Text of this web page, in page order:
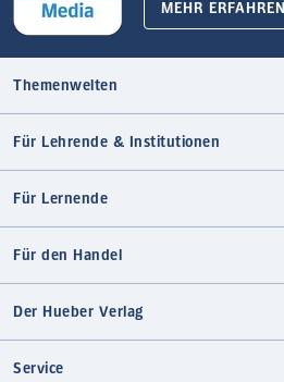
MEHR ERFAHREN
Themenwelten
Für Lehrende & Institutionen
Für Lernende
Für den Handel
Der Hueber Verlag
Service